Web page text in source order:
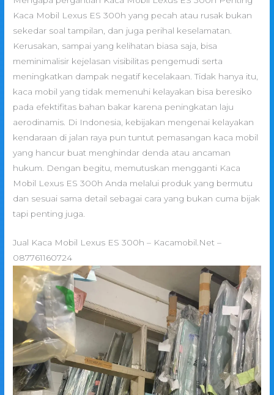
Kaca Mobil Lexus ES 300h yang pecah atau rusak bukan
sekedar soal tampilan, dan juga perihal keselamatan.
Kerusakan, sampai yang kelihatan biasa saja, bisa
meminimalisir kejelasan visibilitas pengemudi serta
meningkatkan dampak negatif kecelakaan. Tidak hanya itu,
kaca mobil yang tidak memenuhi kelayakan bisa beresiko
pada efektifitas bahan bakar karena peningkatan laju
aerodinamis. Di Indonesia, kebijakan mengenai kelayakan
kendaraan di jalan raya pun tuntut pemasangan kaca mobil
yang hancur buat menghindar denda atau ancaman
hukum. Dengan begitu, memutuskan mengganti Kaca
Mobil Lexus ES 300h Anda melalui produk yang bermutu
dan sesuai sama detail sebagai cara yang bukan cuma bijak
tapi penting juga.
Jual Kaca Mobil Lexus ES 300h – Kacamobil.Net –
087761160724